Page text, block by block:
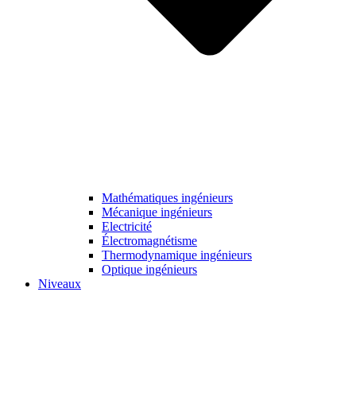
Mathématiques ingénieurs
Mécanique ingénieurs
Electricité
Électromagnétisme
Thermodynamique ingénieurs
Optique ingénieurs
Niveaux